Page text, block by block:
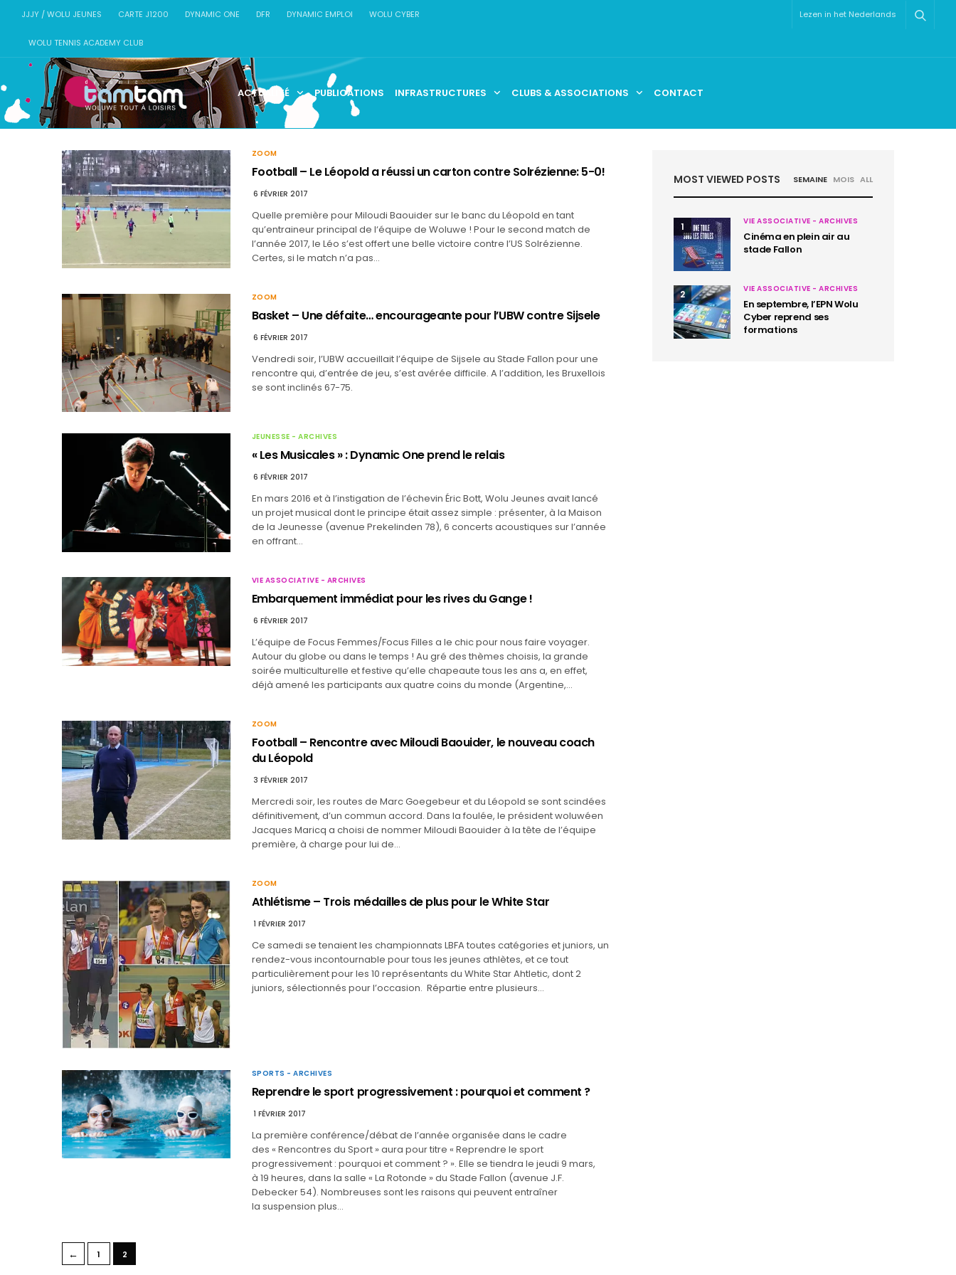
JJJY / WOLU JEUNES CARTE J1200 DYNAMIC ONE DFR DYNAMIC EMPLOI WOLU CYBER
WOLU TENNIS ACADEMY CLUB
Lezen in het Nederlands
ACTUALITÉ PUBLICATIONS INFRASTRUCTURES CLUBS & ASSOCIATIONS CONTACT
ZOOM
Football – Le Léopold a réussi un carton contre Solrézienne: 5-0!
6 FÉVRIER 2017
Quelle première pour Miloudi Baouider sur le banc du Léopold en tant
qu’entraineur principal de l‘équipe de Woluwe ! Pour le second match de
l’année 2017, le Léo s’est offert une belle victoire contre l’US Solrézienne.
Certes, si le match n’a pas…
ZOOM
Basket – Une défaite… encourageante pour l’UBW contre Sijsele
6 FÉVRIER 2017
Vendredi soir, l’UBW accueillait l’équipe de Sijsele au Stade Fallon pour une
rencontre qui, d’entrée de jeu, s’est avérée difficile. A l’addition, les Bruxellois
se sont inclinés 67-75.
JEUNESSE - ARCHIVES
« Les Musicales » : Dynamic One prend le relais
6 FÉVRIER 2017
En mars 2016 et à l’instigation de l’échevin Éric Bott, Wolu Jeunes avait lancé
un projet musical dont le principe était assez simple : présenter, à la Maison
de la Jeunesse (avenue Prekelinden 78), 6 concerts acoustiques sur l’année
en offrant…
VIE ASSOCIATIVE - ARCHIVES
Embarquement immédiat pour les rives du Gange !
6 FÉVRIER 2017
L’équipe de Focus Femmes/Focus Filles a le chic pour nous faire voyager.
Autour du globe ou dans le temps ! Au gré des thèmes choisis, la grande
soirée multiculturelle et festive qu’elle chapeaute tous les ans a, en effet,
déjà amené les participants aux quatre coins du monde (Argentine,…
ZOOM
Football – Rencontre avec Miloudi Baouider, le nouveau coach
du Léopold
3 FÉVRIER 2017
Mercredi soir, les routes de Marc Goegebeur et du Léopold se sont scindées
définitivement, d’un commun accord. Dans la foulée, le président woluwéen
Jacques Maricq a choisi de nommer Miloudi Baouider à la tête de l’équipe
première, à charge pour lui de…
ZOOM
Athlétisme – Trois médailles de plus pour le White Star
1 FÉVRIER 2017
Ce samedi se tenaient les championnats LBFA toutes catégories et juniors, un
rendez-vous incontournable pour tous les jeunes athlètes, et ce tout
particulièrement pour les 10 représentants du White Star Ahtletic, dont 2
juniors, sélectionnés pour l’occasion. Répartie entre plusieurs…
SPORTS - ARCHIVES
Reprendre le sport progressivement : pourquoi et comment ?
1 FÉVRIER 2017
La première conférence/débat de l’année organisée dans le cadre
des « Rencontres du Sport » aura pour titre « Reprendre le sport
progressivement : pourquoi et comment ? ». Elle se tiendra le jeudi 9 mars,
à 19 heures, dans la salle « La Rotonde » du Stade Fallon (avenue J.F.
Debecker 54). Nombreuses sont les raisons qui peuvent entraîner
la suspension plus…
← 1 2
MOST VIEWED POSTS SEMAINE MOIS ALL
1 VIE ASSOCIATIVE - ARCHIVES
Cinéma en plein air au
stade Fallon
2 VIE ASSOCIATIVE - ARCHIVES
En septembre, l’EPN Wolu
Cyber reprend ses
formations